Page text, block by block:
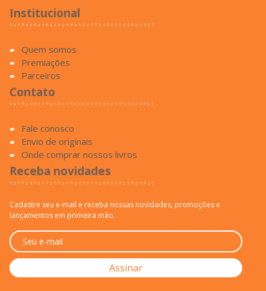
Institucional
Quem somos
Premiações
Parceiros
Contato
Fale conosco
Envio de originais
Onde comprar nossos livros
Receba novidades
Cadastre seu e-mail e receba nossas novidades, promoções e
lançamentos em primeira mão.